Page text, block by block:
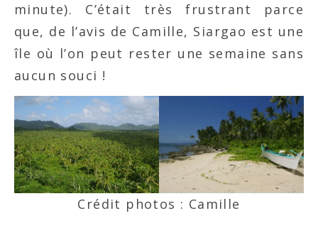
minute). C’était très frustrant parce
que, de l’avis de Camille, Siargao est une
île où l’on peut rester une semaine sans
aucun souci !
Crédit photos : Camille